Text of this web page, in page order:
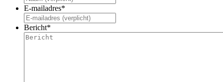
E-mailadres*
Bericht*